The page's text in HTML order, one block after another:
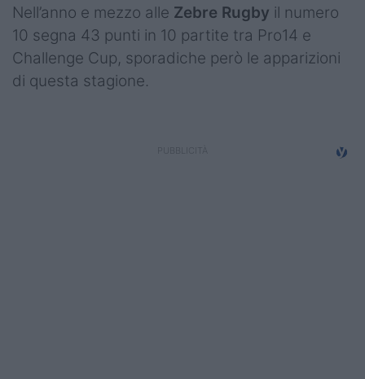
Nell’anno e mezzo alle Zebre Rugby il numero
10 segna 43 punti in 10 partite tra Pro14 e
Challenge Cup, sporadiche però le apparizioni
di questa stagione.